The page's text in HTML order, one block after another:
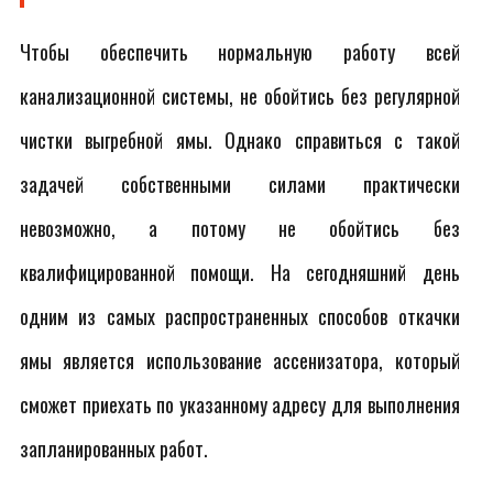
Чтобы обеспечить нормальную работу всей
канализационной системы, не обойтись без регулярной
чистки выгребной ямы. Однако справиться с такой
задачей собственными силами практически
невозможно, а потому не обойтись без
квалифицированной помощи. На сегодняшний день
одним из самых распространенных способов откачки
ямы является использование ассенизатора, который
сможет приехать по указанному адресу для выполнения
запланированных работ.